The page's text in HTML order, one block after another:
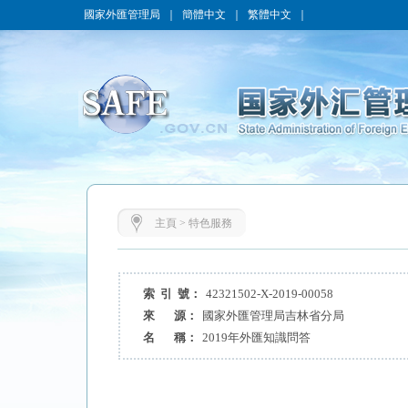
國家外匯管理局 簡體中文 繁體中文
主頁 > 特色服務
索 引 號：
42321502-X-2019-00058
來 源：
國家外匯管理局吉林省分局
名 稱：
2019年外匯知識問答